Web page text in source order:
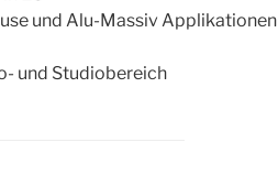
und Alu-Massiv Applikationen
und Studiobereich